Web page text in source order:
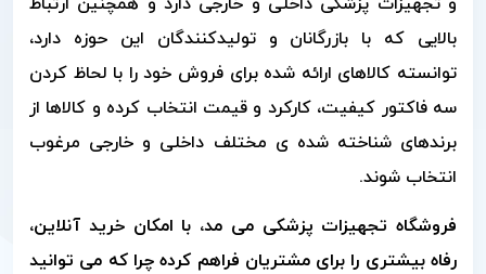
بالایی که با بازرگانان و تولیدکنندگان این حوزه دارد،
توانسته کالاهای ارائه شده برای فروش خود را با لحاظ کردن
سه فاکتور کیفیت، کارکرد و قیمت انتخاب کرده و کالاها از
برندهای شناخته شده ی مختلف داخلی و خارجی مرغوب
انتخاب شوند.
فروشگاه تجهیزات پزشکی می مد، با امکان خرید آنلاین،
رفاه بیشتری را برای مشتریان فراهم کرده چرا که می توانید